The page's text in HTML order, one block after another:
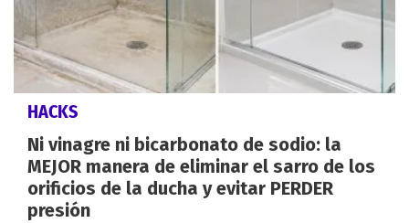
HACKS
Ni vinagre ni bicarbonato de sodio: la
MEJOR manera de eliminar el sarro de los
orificios de la ducha y evitar PERDER
presión